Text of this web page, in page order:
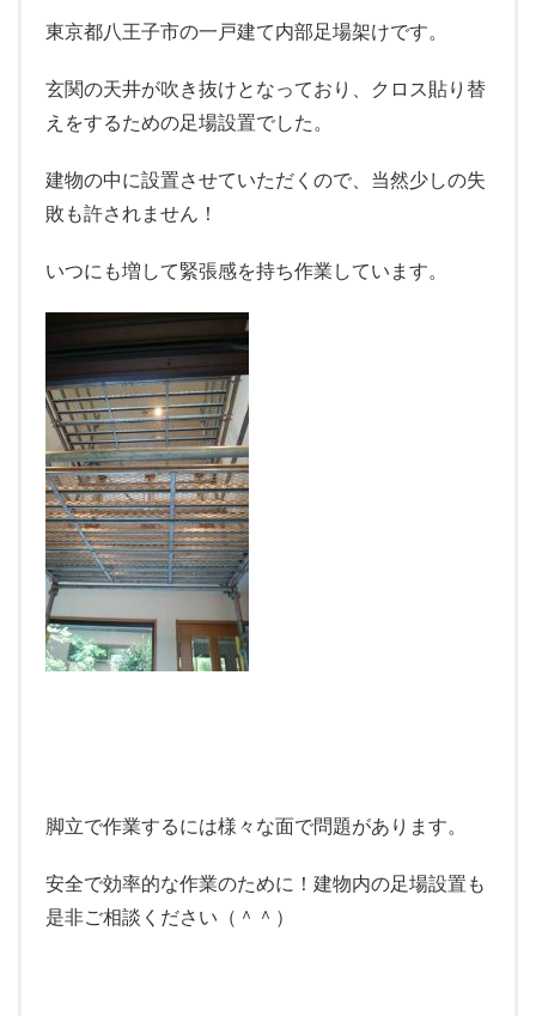
東京都八王子市の一戸建て内部足場架けです。
玄関の天井が吹き抜けとなっており、クロス貼り替
えをするための足場設置でした。
建物の中に設置させていただくので、当然少しの失
敗も許されません！
いつにも増して緊張感を持ち作業しています。
脚立で作業するには様々な面で問題があります。
安全で効率的な作業のために！建物内の足場設置も
是非ご相談ください（＾＾）